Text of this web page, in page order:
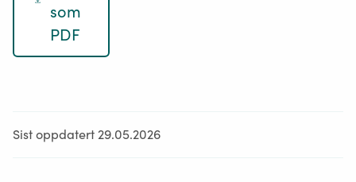
som
PDF
Sist oppdatert 29.05.2026